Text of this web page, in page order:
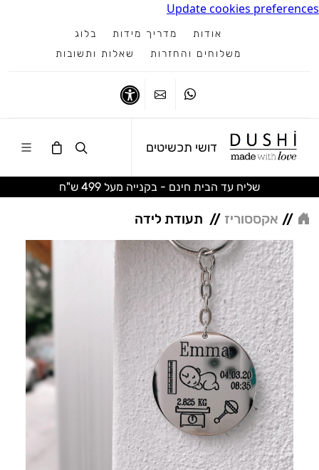
Update cookies preferences
אודות מדריך מידות
בלוג
משלוחים והחזרות
שאלות ותשובות
ווטסאפ צרו קשר
דושי תכשיטים
שליח עד הבית חינם - בקנייה מעל 499 ש"ח
// אקססוריז // תעודת לידה